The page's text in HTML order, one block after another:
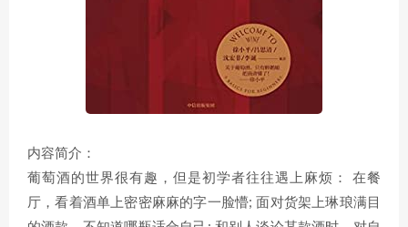
内容简介：
葡萄酒的世界很有趣，但是初学者往往遇上麻烦： 在餐
厅，看着酒单上密密麻麻的字一脸懵; 面对货架上琳琅满目